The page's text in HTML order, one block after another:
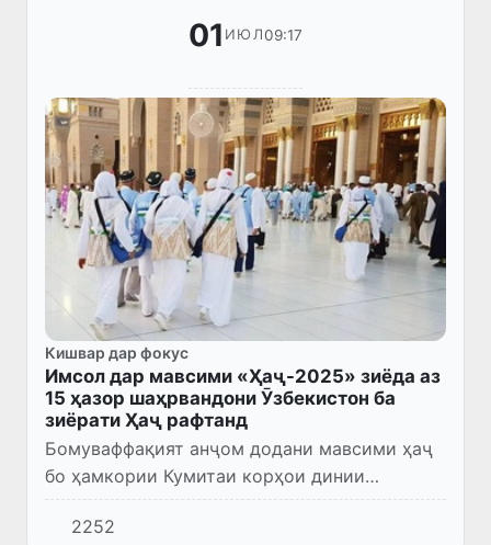
01 ИЮЛ09:17
Кишвар дар фокус
Имсол дар мавсими «Ҳаҷ-2025» зиёда аз
15 ҳазор шаҳрвандони Ӯзбекистон ба
зиёрати Ҳаҷ рафтанд
Бомуваффақият анҷом додани мавсими ҳаҷ
бо ҳамкории Кумитаи корҳои динии
Ӯзбекистон, Идораи мусалмонон, Сафорат ва
консулгарии кишварамон дар Подшоҳии
2252